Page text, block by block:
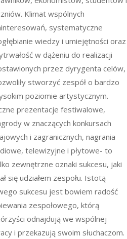
Klimat wspólnych
systematyczne
wiedzy i umiejętności oraz
w dążeniu do realizacji
przez dyrygenta celów,
stworzyć zespół o bardzo
poziomie artystycznym.
prezentacje festiwalowe,
w znaczących konkursach
i zagranicznych, nagrania
telewizyjne i płytowe- to
zewnętrzne oznaki sukcesu, jaki
się udziałem zespołu. Istotą
sukcesu jest bowiem radość
zespołowego, którą
odnajdują we wspólnej
i przekazują swoim słuchaczom.